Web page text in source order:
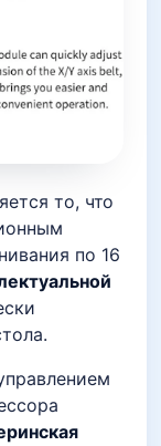
то, что
по 16